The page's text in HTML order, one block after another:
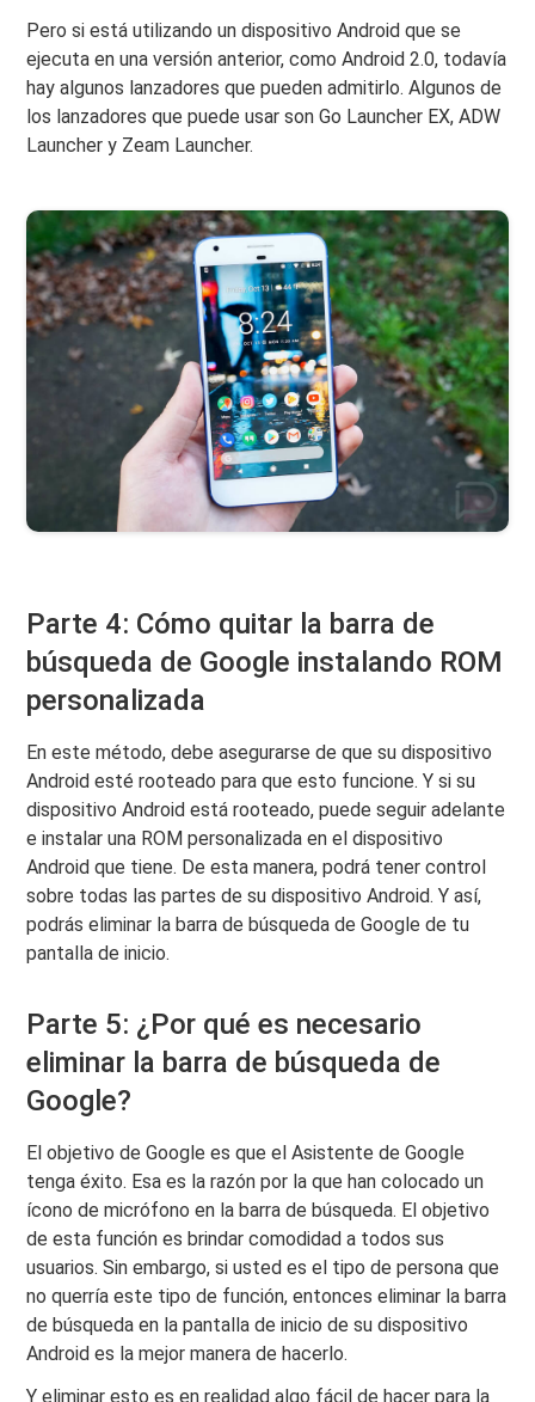
Pero si está utilizando un dispositivo Android que se
ejecuta en una versión anterior, como Android 2.0, todavía
hay algunos lanzadores que pueden admitirlo. Algunos de
los lanzadores que puede usar son Go Launcher EX, ADW
Launcher y Zeam Launcher.
Parte 4: Cómo quitar la barra de
búsqueda de Google instalando ROM
personalizada
En este método, debe asegurarse de que su dispositivo
Android esté rooteado para que esto funcione. Y si su
dispositivo Android está rooteado, puede seguir adelante
e instalar una ROM personalizada en el dispositivo
Android que tiene. De esta manera, podrá tener control
sobre todas las partes de su dispositivo Android. Y así,
podrás eliminar la barra de búsqueda de Google de tu
pantalla de inicio.
Parte 5: ¿Por qué es necesario
eliminar la barra de búsqueda de
Google?
El objetivo de Google es que el Asistente de Google
tenga éxito. Esa es la razón por la que han colocado un
ícono de micrófono en la barra de búsqueda. El objetivo
de esta función es brindar comodidad a todos sus
usuarios. Sin embargo, si usted es el tipo de persona que
no querría este tipo de función, entonces eliminar la barra
de búsqueda en la pantalla de inicio de su dispositivo
Android es la mejor manera de hacerlo.
Y eliminar esto es en realidad algo fácil de hacer para la